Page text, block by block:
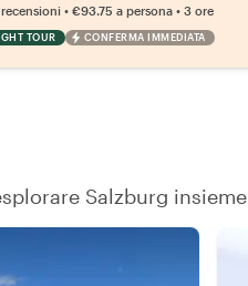
recensioni •€93.75 a persona •3 ore
TOUR CONFERMA IMMEDIATA
Salzburg insieme